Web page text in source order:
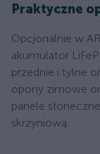
Praktyczne
Opcjonalnie w
akumulator
przednie i tylne
opony zimowe
panele
skrzyniową.